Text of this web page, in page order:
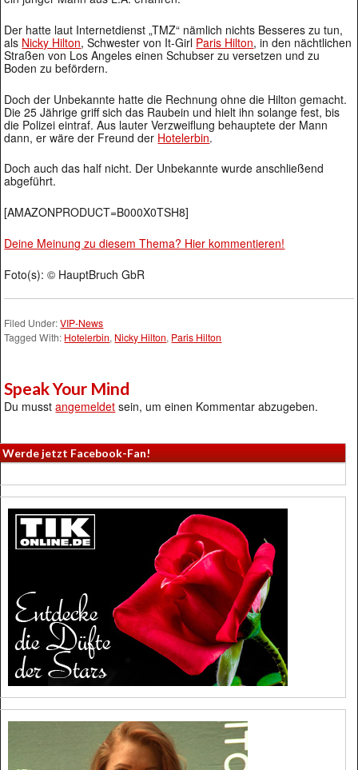
Der hatte laut Internetdienst „TMZ“ nämlich nichts Besseres zu tun,
als Nicky Hilton, Schwester von It-Girl Paris Hilton, in den nächtlichen
Straßen von Los Angeles einen Schubser zu versetzen und zu
Boden zu befördern.
Doch der Unbekannte hatte die Rechnung ohne die Hilton gemacht.
Die 25 Jährige griff sich das Raubein und hielt ihn solange fest, bis
die Polizei eintraf. Aus lauter Verzweiflung behauptete der Mann
dann, er wäre der Freund der Hotelerbin.
Doch auch das half nicht. Der Unbekannte wurde anschließend
abgeführt.
[AMAZONPRODUCT=B000X0TSH8]
Deine Meinung zu diesem Thema? Hier kommentieren!
Foto(s): © HauptBruch GbR
Filed Under:VIP-News
Tagged With: Hotelerbin, Nicky Hilton, Paris Hilton
Speak Your Mind
Du musstangemeldet sein, um einen Kommentar abzugeben.
Werde jetzt Facebook-Fan!